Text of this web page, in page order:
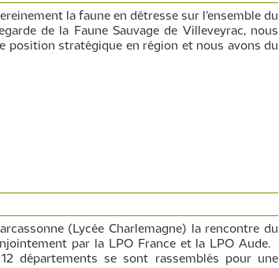
la faune en détresse sur l’ensemble du
de la Faune Sauvage de Villeveyrac, nous
position stratégique en région et nous avons du
(Lycée Charlemagne) la rencontre du
par la LPO France et la LPO Aude.
départements se sont rassemblés pour une